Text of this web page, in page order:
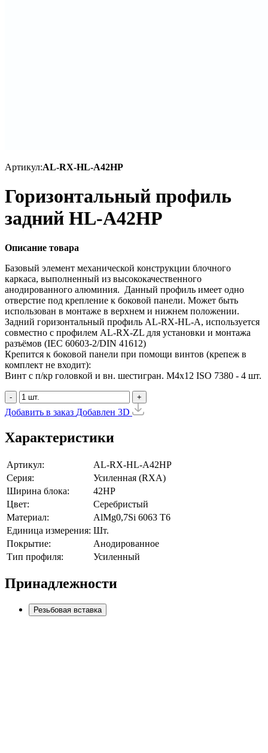
Артикул:AL-RX-HL-A42HP
Горизонтальный профиль
задний HL-A42HP
Описание товара
Базовый элемент механической конструкции блочного
каркаса, выполненный из высококачественного
анодированного алюминия. Данный профиль имеет одно
отверстие под крепление к боковой панели. Может быть
использован в монтаже в верхнем и нижнем положении.
Задний горизонтальный профиль AL-RX-HL-A, используется
совместно с профилем AL-RX-ZL для установки и монтажа
разъёмов (IEC 60603-2/DIN 41612)
Крепится к боковой панели при помощи винтов (крепеж в
комплект не входит):
Винт с п/кр головкой и вн. шестигран. М4x12 ISO 7380 - 4 шт.
- +
Добавить в заказ Добавлен 3D
Характеристики
Артикул:
AL-RX-HL-A42HP
Серия:
Усиленная (RXA)
Ширина блока:
42HP
Цвет:
Серебристый
Материал:
AlMg0,7Si 6063 Т6
Единица измерения: Шт.
Покрытие:
Анодированное
Тип профиля:
Усиленный
Принадлежности
Резьбовая вставка